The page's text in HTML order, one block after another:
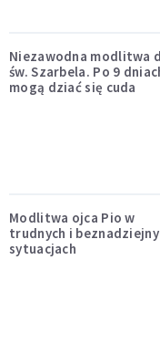
Niezawodna modlitwa
św. Szarbela. Po 9
mogą dziać się cuda
Modlitwa ojca Pio w
trudnych i
sytuacjach